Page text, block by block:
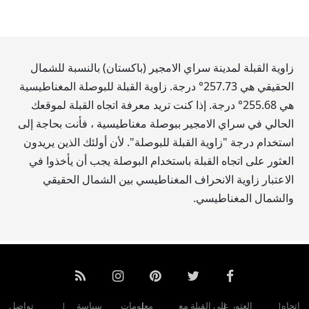
زاوية القبلة لمدينة سراي الامجير (باكستان) بالنسبة للشمال
الحقيقي هي257.73° درجة. زاوية القبلة للبوصلة المغناطيسية
هي255.68° درجة. إذا كنت تريد معرفة اتجاه القبلة لموقعك
الحالي في سراي الامجير ببوصلة مغناطيسية ، فأنت بحاجة إلى
استخدام درجة "زاوية القبلة للبوصلة". لأن أولئك الذين يريدون
العثور على اتجاه القبلة باستخدام البوصلة يجب أن يأخذوا في
الاعتبار زاوية الانحراف المغناطيسي بين الشمال الحقيقي
والشمال المغناطيسي.
اتجاه العثور على القبلة مع معلومات سياسة تواصل